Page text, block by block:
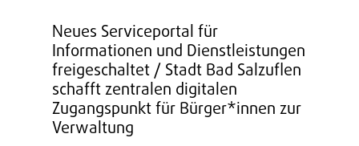
Neues Serviceportal für
Informationen und Dienstleistungen
freigeschaltet / Stadt Bad Salzuflen
schafft zentralen digitalen
Zugangspunkt für Bürger*innen zur
Verwaltung